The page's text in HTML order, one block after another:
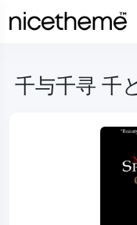
千与千寻 千